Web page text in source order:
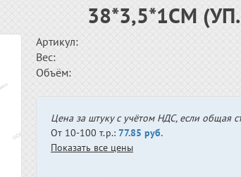
38*3,5*1СМ
Артикул:
Вес:
Объём:
Цена за штуку с учётом НДС, если общая
От 10-100 т.р.: 77.85 руб.
Показать все цены